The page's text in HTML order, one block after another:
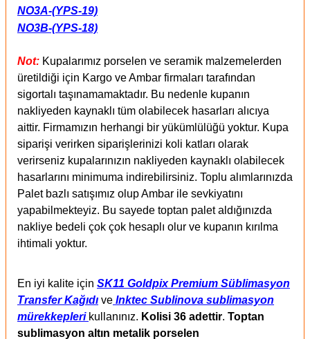
NO3A-(YPS-19)
NO3B-(YPS-18)
Not: Kupalarımız porselen ve seramik malzemelerden
üretildiği için Kargo ve Ambar firmaları tarafından
sigortalı taşınamamaktadır. Bu nedenle kupanın
nakliyeden kaynaklı tüm olabilecek hasarları alıcıya
aittir. Firmamızın herhangi bir yükümlülüğü yoktur. Kupa
siparişi verirken siparişlerinizi koli katları olarak
verirseniz kupalarınızın nakliyeden kaynaklı olabilecek
hasarlarını minimuma indirebilirsiniz. Toplu alımlarınızda
Palet bazlı satışımız olup Ambar ile sevkiyatını
yapabilmekteyiz. Bu sayede toptan palet aldığınızda
nakliye bedeli çok çok hesaplı olur ve kupanın kırılma
ihtimali yoktur.
En iyi kalite için SK11 Goldpix Premium Süblimasyon
Transfer Kağıdı ve Inktec Sublinova sublimasyon
mürekkepleri kullanınız. Kolisi 36 adettir. Toptan
sublimasyon altın metalik porselen